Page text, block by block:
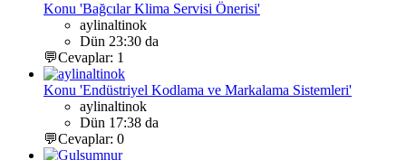
Konu 'Bağcılar Klima Servisi Önerisi'
aylinaltinok
Dün 23:30 da
💬Cevaplar: 1
Konu 'Endüstriyel Kodlama ve Markalama Sistemleri'
aylinaltinok
Dün 17:38 da
💬Cevaplar: 0